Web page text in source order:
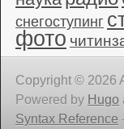
снегоступинг
фото
Copyright © 2026
Powered by Hugo
Syntax Reference